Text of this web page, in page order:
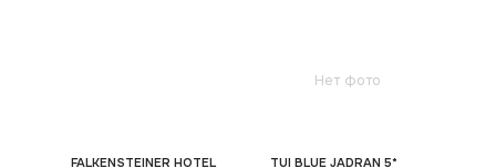
FALKENSTEINER HOTEL
Нет фото
TUI BLUE JADRAN 5*